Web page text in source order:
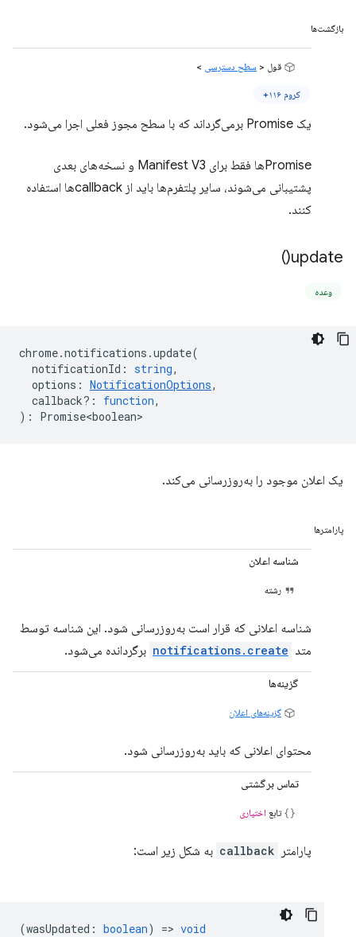
بازگشت‌ها
قول < سطح دسترسی >
کروم ۱۱۶+
یک Promise برمی‌گرداند که با سطح مجوز فعلی اجرا می‌شود.
Promiseها فقط برای Manifest V3 و نسخه‌های بعدی
پشتیبانی می‌شوند، سایر پلتفرم‌ها باید از callbackها استفاده
کنند.
update(
)
وعده
chrome.notifications .update(
notificationId : string,
options : NotificationOptions,
callback? : function,
) : Promise<boolean>
یک اعلان موجود را به‌روزرسانی می‌کند.
پارامترها
شناسه اعلان
رشته
شناسه اعلانی که قرار است به‌روزرسانی شود. این شناسه توسط
متد notifications.create برگردانده می‌شود.
گزینه‌ها
گزینه‌های اعلان
محتوای اعلانی که باید به‌روزرسانی شود.
تماس برگشتی
تابع اختیاری
پارامتر callback به شکل زیر است:
(wasUpdated : boolean) => void